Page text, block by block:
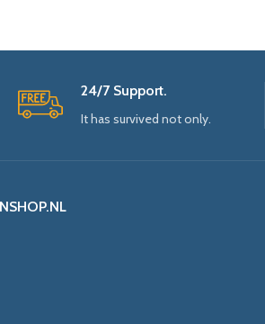
24/7 Support.
It has survived not only.